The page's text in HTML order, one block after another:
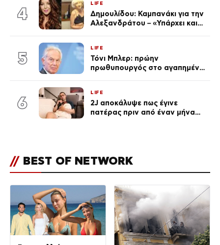
(φωτογραφίες)
4
LIFE
Δημουλίδου: Καμπανάκι για την
Αλεξανδράτου – «Υπάρχει και
5
LIFE
Τόνι Μπλερ: πρώην
πρωθυπουργός στο αγαπημένο
6
LIFE
2J αποκάλυψε πως έγινε
πατέρας πριν από έναν μήνα
// BEST OF NETWORK